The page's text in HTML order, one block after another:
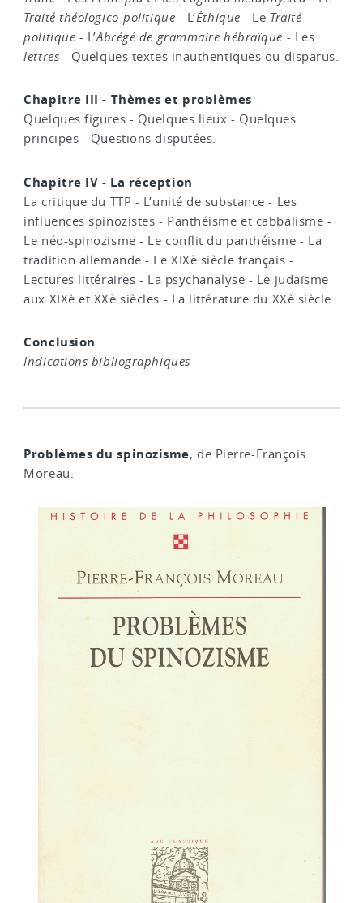
Traité théologico-politique - L’Éthique - Le Traité
politique - L’Abrégé de grammaire hébraïque - Les
lettres - Quelques textes inauthentiques ou disparus.
Chapitre III - Thèmes et problèmes
Quelques figures - Quelques lieux - Quelques
principes - Questions disputées.
Chapitre IV - La réception
La critique du TTP - L’unité de substance - Les
influences spinozistes - Panthéisme et cabbalisme -
Le néo-spinozisme - Le conflit du panthéisme - La
tradition allemande - Le XIXè siècle français -
Lectures littéraires - La psychanalyse - Le judaïsme
aux XIXè et XXè siècles - La littérature du XXè siècle.
Conclusion
Indications bibliographiques
Problèmes du spinozisme, de Pierre-François
Moreau.